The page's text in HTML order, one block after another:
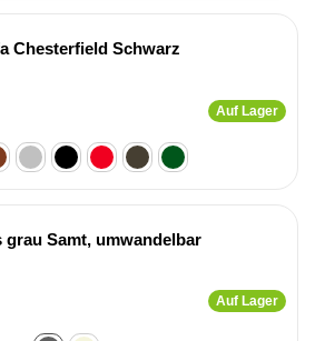
Chesterfield Schwarz
Auf Lager
grau Samt, umwandelbar
Auf Lager